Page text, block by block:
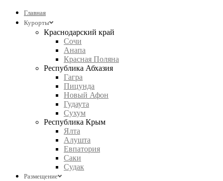
Главная
Курорты
Краснодарский край
Сочи
Анапа
Красная Поляна
Республика Абхазия
Гагра
Пицунда
Новый Афон
Гудаута
Сухум
Республика Крым
Ялта
Алушта
Евпатория
Саки
Судак
Размещение